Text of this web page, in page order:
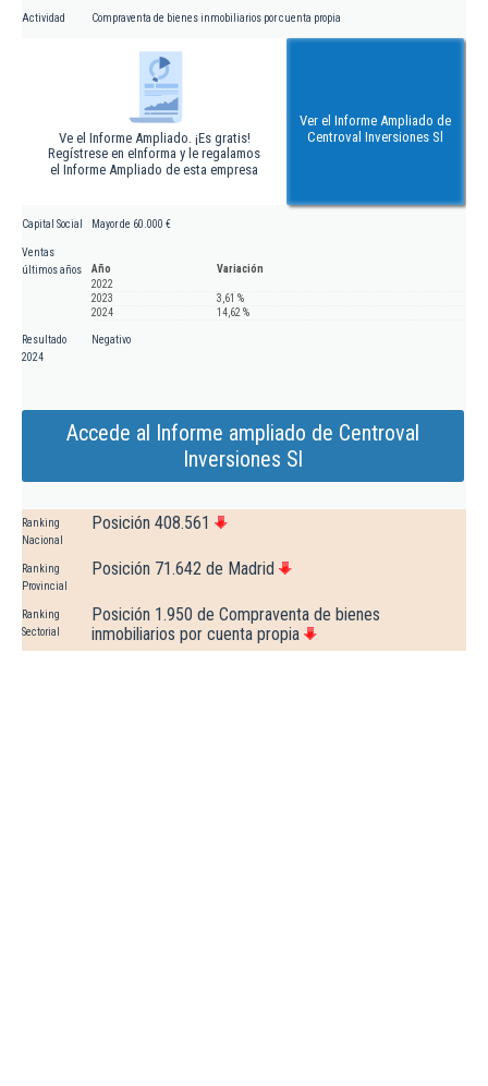
Actividad Compraventa de bienes inmobiliarios por cuenta propia
Ve el Informe Ampliado. ¡Es gratis!
Regístrese en eInforma y le regalamos
el Informe Ampliado de esta empresa
Ver el Informe Ampliado de
Centroval Inversiones Sl
Capital Social Mayor de 60.000 €
Ventas
últimos años
Año
Variación
2022
2023
3,61 %
2024
14,62 %
Resultado
2024
Negativo
Accede al Informe ampliado de Centroval
Inversiones Sl
Ranking
Nacional
Posición 408.561
Ranking
Provincial
Posición 71.642 de Madrid
Ranking
Sectorial
Posición 1.950 de Compraventa de bienes
inmobiliarios por cuenta propia